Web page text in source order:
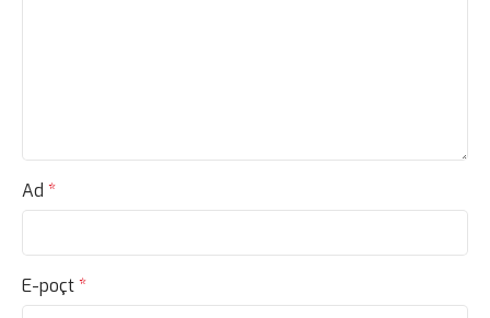
Ad *
E-poçt*